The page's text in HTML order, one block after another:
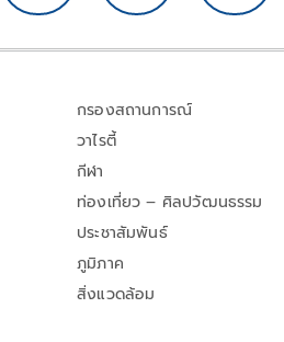
กรองสถานการณ์
วาไรตี้
กีฬา
ท่องเที่ยว – ศิลปวัฒนธรรม
ประชาสัมพันธ์
ภูมิภาค
สิ่งแวดล้อม